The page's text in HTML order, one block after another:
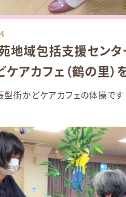
地域包括支援センタ
ケアカフェ（鶴の里）
街かどケアカフェの体操です